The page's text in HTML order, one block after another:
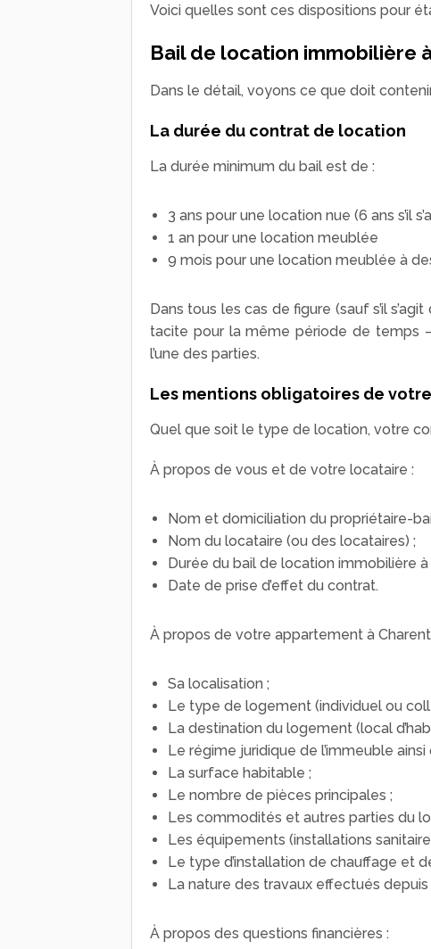
Voici quelles sont ces dispositions pour
Bail de location immobilière
Dans le détail, voyons ce que doit
La durée du contrat de location
La durée minimum du bail est de :
3 ans pour une location nue (6 ans s’il
1 an pour une location meublée
9 mois pour une location meublée à
Dans tous les cas de figure (sauf s’il
tacite pour la même période de temps
l’une des parties.
Les mentions obligatoires de
Quel que soit le type de location, votre
À propos de vous et de votre locataire :
Nom et domiciliation du propriétaire-
Nom du locataire (ou des locataires) ;
Durée du bail de location immobilière à
Date de prise d’effet du contrat.
À propos de votre appartement à
Sa localisation ;
Le type de logement (individuel ou
La destination du logement (local
Le régime juridique de l’immeuble
La surface habitable ;
Le nombre de pièces principales ;
Les commodités et autres parties du
Les équipements (installations
Le type d’installation de chauffage et
La nature des travaux effectués
À propos des questions financières :